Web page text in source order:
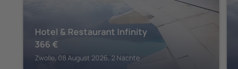
Hotel & Restaurant Infinity
366 €
Zwolle, 08 August 2026, 2 Nächte